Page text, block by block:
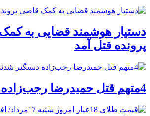
دستیار هوشمند قضایی به
پرونده قتل آمد
4متهم قتل حمیدرضا رجب‌زاده دستگیر شدند